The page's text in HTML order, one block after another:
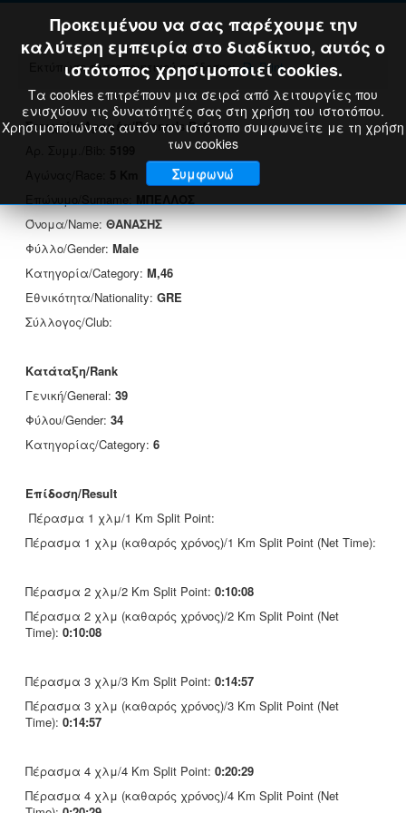
Εκτύπωση πιστοποιητικού επίδοσης: Print
Στοιχεία Δρομέα/Runner's Data
Όνομα/Name:ΘΑΝΑΣΗΣ
Φύλλο/Gender: Male
Κατηγορία/Category: M,46
Εθνικότητα/Nationality: GRE
Σύλλογος/Club:
Κατάταξη/Rank
Γενική/General: 39
Φύλου/Gender: 34
Κατηγορίας/Category: 6
Επίδοση/Result
Πέρασμα 1 χλμ/1 Km Split Point:
Πέρασμα 1 χλμ (καθαρός χρόνος)/1 Km Split Point (Net Time):
Πέρασμα 2 χλμ/2 Km Split Point: 0:10:08
Πέρασμα 2 χλμ (καθαρός χρόνος)/2 Km Split Point (Net
Time): 0:10:08
Πέρασμα 3 χλμ/3 Km Split Point: 0:14:57
Πέρασμα 3 χλμ (καθαρός χρόνος)/3 Km Split Point (Net
Time): 0:14:57
Πέρασμα 4 χλμ/4 Km Split Point: 0:20:29
Πέρασμα 4 χλμ (καθαρός χρόνος)/4 Km Split Point (Net
Προκειμένου να σας παρέχουμε την
καλύτερη εμπειρία στο διαδίκτυο, αυτός ο
ιστότοπος χρησιμοποιεί cookies.
Τα cookies επιτρέπουν μια σειρά από λειτουργίες που
ενισχύουν τις δυνατότητές σας στη χρήση του ιστοτόπου.
Χρησιμοποιώντας αυτόν τον ιστότοπο συμφωνείτε με τη χρήση
των cookies
Συμφωνώ